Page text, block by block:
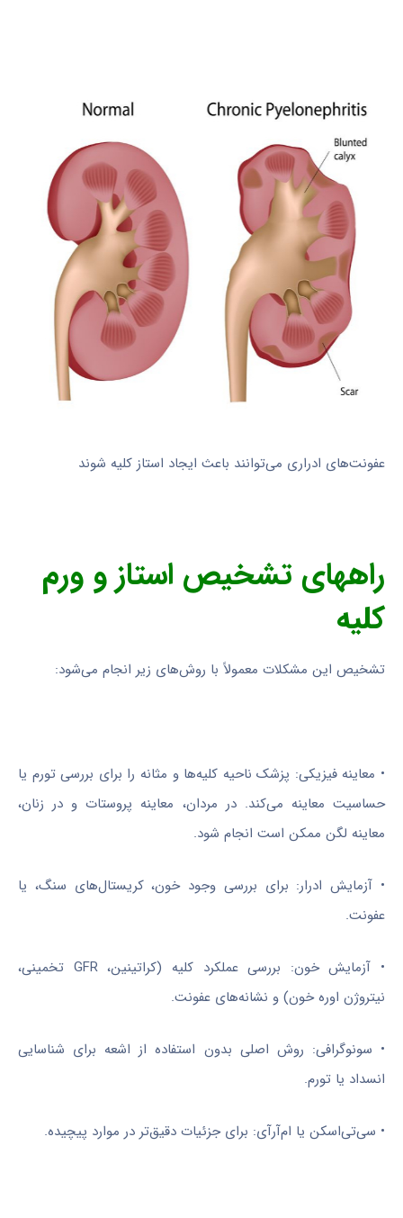
عفونت‌های ادراری می‌توانند باعث ایجاد استاز کلیه شوند
راههای تشخیص استاز و ورم
کلیه
تشخیص این مشکلات معمولاً با روش‌های زیر انجام می‌شود:
• معاینه فیزیکی: پزشک ناحیه کلیه‌ها و مثانه را برای بررسی تورم یا
حساسیت معاینه می‌کند. در مردان، معاینه پروستات و در زنان،
معاینه لگن ممکن است انجام شود.
• آزمایش ادرار: برای بررسی وجود خون، کریستال‌های سنگ، یا
عفونت.
• آزمایش خون: بررسی عملکرد کلیه (کراتینین، GFR تخمینی،
نیتروژن اوره خون) و نشانه‌های عفونت.
• سونوگرافی: روش اصلی بدون استفاده از اشعه برای شناسایی
انسداد یا تورم.
• سی‌تی‌اسکن یا ام‌آرآی: برای جزئیات دقیق‌تر در موارد پیچیده.